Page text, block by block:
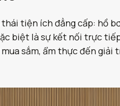
tiện ích đẳng cấp: hồ
biệt là sự kết nối trực
sắm, ẩm thực đến giải